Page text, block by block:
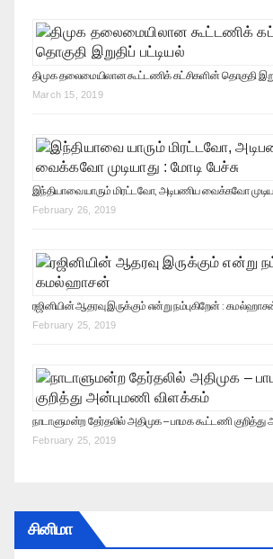
திமுக தலைமையிலான கூட்டணிக் கட்சிகளின் தொகுதி
March 15, 2019
இந்தியாவை யாரும் மிரட்டவோ, அடிபணிய வைக்கவோ
February 26, 2019
ரஜினியின் ஆதரவு இருக்கும் என்று நம்புகிறேன் :
February 25, 2019
நாடாளுமன்ற தேர்தலில் அதிமுக – பாமக கூட்டணி
February 25, 2019
சினிமா